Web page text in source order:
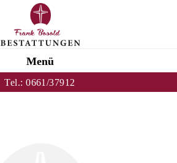
Menü
Tel.:0661/37912
HOMEPAGE